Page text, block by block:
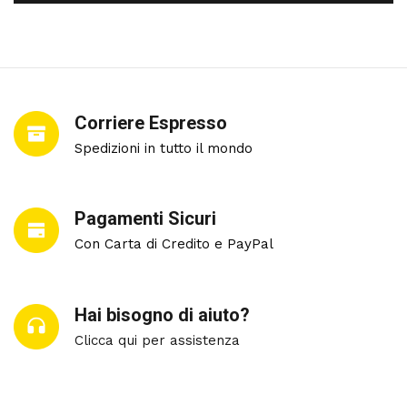
Corriere Espresso
Spedizioni in tutto il mondo
Pagamenti Sicuri
Con Carta di Credito e PayPal
Hai bisogno di aiuto?
Clicca qui per assistenza